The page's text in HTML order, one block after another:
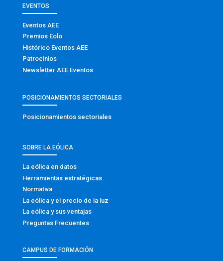
EVENTOS
Eventos AEE
Premios Eolo
Histórico Eventos AEE
Patrocinios
Newsletter AEE Eventos
POSICIONAMIENTOS SECTORIALES
Posicionamientos sectoriales
SOBRE LA EÓLICA
La eólica en datos
Herramientas estratégicas
Normativa
La eólica y el precio de la luz
La eólica y sus ventajas
Preguntas Frecuentes
CAMPUS DE FORMACIÓN